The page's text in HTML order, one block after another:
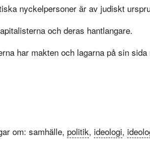
nyckelpersoner är av judiskt
och deras hantlangare.
har makten och lagarna på sin
om: samhälle, politik, ideologi,